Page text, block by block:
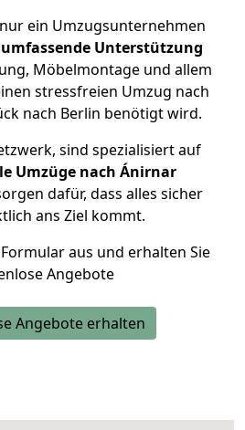
ein Umzugsunternehmen
umfassende Unterstützung
Möbelmontage und allem
stressfreien Umzug nach
nach Berlin benötigt wird.
sind spezialisiert auf
Umzüge nach Ánirnar
dafür, dass alles sicher
ans Ziel kommt.
aus und erhalten Sie
Angebote
Angebote erhalten